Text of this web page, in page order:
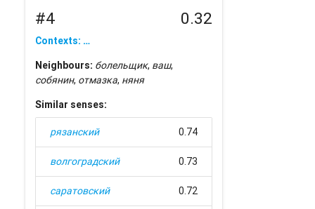
#4 0.32
Contexts: …
Neighbours: болельщик, ваш,
собянин, отмазка, няня
Similar senses:
рязанский 0.74
волгоградский 0.73
саратовский 0.72